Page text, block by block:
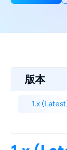
版本
1.x